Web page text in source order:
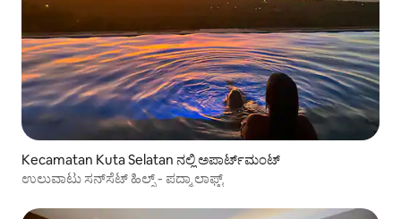
Kecamatan Kuta Selatan ನಲ್ಲಿ ಅಪಾರ್ಟ್‌ಮಂಟ್
ಉಲುವಾಟು ಸನ್‌ಸೆಟ್ ಹಿಲ್ಸ್ - ಪದ್ಮಾ ಲಾಫ್ಟ್